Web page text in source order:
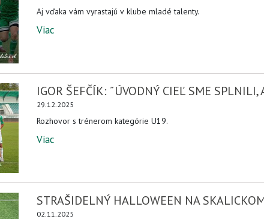
Aj vďaka vám vyrastajú v klube mladé talenty.
Viac
IGOR ŠEFČÍK: ˝ÚVODNÝ CIEĽ SME SPLNILI,
29.12.2025
Rozhovor s trénerom kategórie U19.
Viac
STRAŠIDELNÝ HALLOWEEN NA
02.11.2025